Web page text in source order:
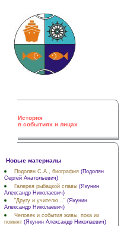
История
в событиях и лицах
Новые материалы
Подолян С.А., биография (Подолян
Сергей Анатольевич)
Галерея рыбацкой славы (Якунин
Александр Николаевич)
"Другу и учителю..." (Якунин
Александр Николаевич)
Человек и события живы, пока их
помнят (Якунин Александр Николаевич)